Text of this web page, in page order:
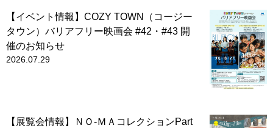
【イベント情報】COZY TOWN（コージー
タウン）バリアフリー映画会 #42・#43 開
催のお知らせ
2026.07.29
【展覧会情報】ＮＯ-ＭＡコレクションPart